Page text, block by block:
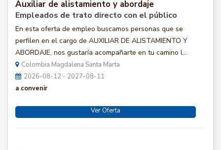
Auxiliar de alistamiento y abordaje
Empleados de trato directo con el público
En esta oferta de empleo buscamos personas que se
perfilen en el cargo de AUXILIAR DE ALISTAMIENTO Y
ABORDAJE, nos gustaría acompañarte en tu camino l...
Colombia Magdalena Santa Marta
2026-08-12 - 2027-08-11
a convenir
Ver Oferta